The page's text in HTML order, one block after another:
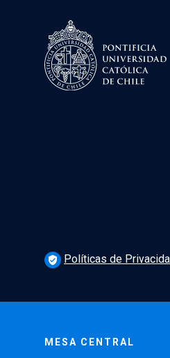
verified_user Políticas de
MESA CENTRAL